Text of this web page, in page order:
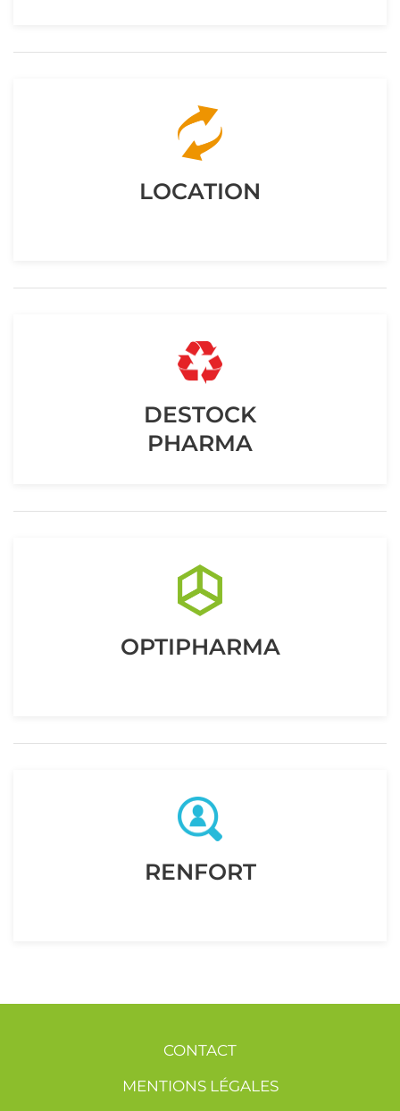
LOCATION
DESTOCK
PHARMA
OPTIPHARMA
RENFORT
CONTACT
MENTIONS LÉGALES